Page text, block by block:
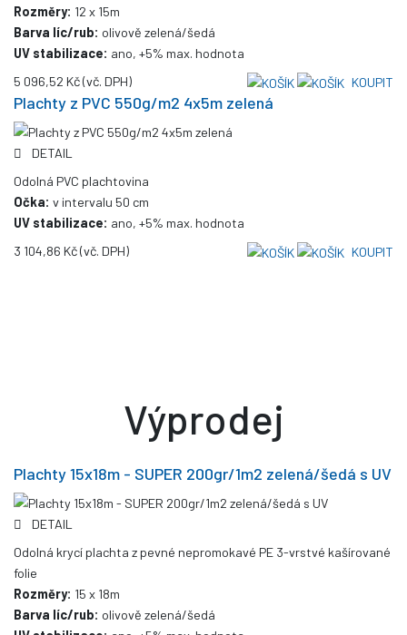
Rozměry: 12 x 15m
Barva líc/rub: olivově zelená/šedá
UV stabilizace: ano, +5% max. hodnota
5 096,52 Kč(vč. DPH) KOUPIT
Plachty z PVC 550g/m2 4x5m zelená
DETAIL
Odolná PVC plachtovina
Očka: v intervalu 50 cm
UV stabilizace: ano, +5% max. hodnota
3 104,86 Kč(vč. DPH) KOUPIT
Výprodej
Plachty 15x18m - SUPER 200gr/1m2 zelená/šedá s UV
DETAIL
Odolná krycí plachta z pevné nepromokavé PE 3-vrstvé kašírované
folie
Rozměry: 15 x 18m
Barva líc/rub: olivově zelená/šedá